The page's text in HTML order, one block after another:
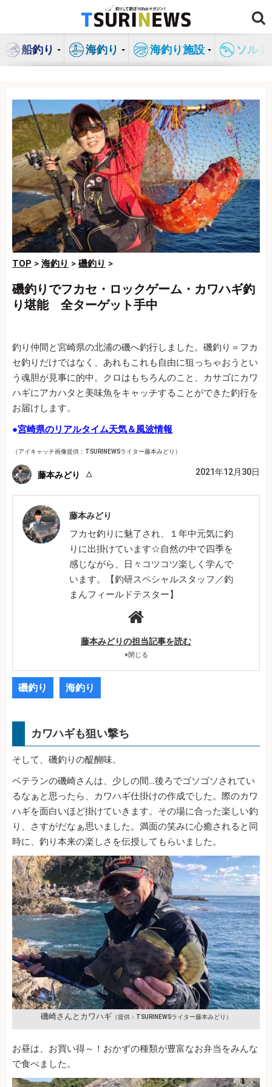
ン
船釣り 海釣り 海釣り施設 ソル
TOP > 海釣り > 磯釣り >
磯釣りでフカセ・ロックゲーム・カワハギ釣
り堪能 全ターゲット手中
釣り仲間と宮崎県の北浦の磯へ釣行しました。磯釣り＝フカ
セ釣りだけではなく、あれもこれも自由に狙っちゃおうとい
う魂胆が見事に的中。クロはもちろんのこと、カサゴにカワ
ハギにアカハタと美味魚をキャッチすることができた釣行を
お届けします。
●宮崎県のリアルタイム天気＆風波情報
（アイキャッチ画像提供：TSURINEWSライター藤本みどり）
藤本みどり 2021年12月30日
藤本みどり
フカセ釣りに魅了され、１年中元気に釣
りに出掛けています☆自然の中で四季を
感じながら、日々コツコツ楽しく学んで
います。【釣研スペシャルスタッフ／釣
まんフィールドテスター】
藤本みどりの担当記事を読む
×閉じる
磯釣り 海釣り
カワハギも狙い撃ち
そして、磯釣りの醍醐味。
ベテランの磯崎さんは、少しの間…後ろでゴソゴソされてい
るなぁと思ったら、カワハギ仕掛けの作成でした。際のカワ
ハギを面白いほど掛けていきます。その場に合った楽しい釣
り、さすがだなぁ思いました。満面の笑みに心癒されると同
時に、釣り本来の楽しさを伝授してもらいました。
磯崎さんとカワハギ （提供：TSURINEWSライター藤本みどり）
お昼は、お買い得～！おかずの種類が豊富なお弁当をみんな
で食べました。